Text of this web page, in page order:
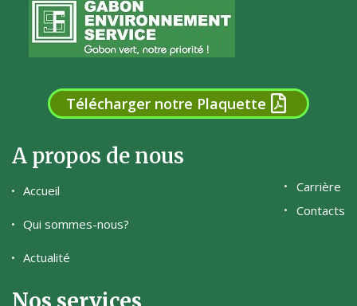
Télécharger notre Plaquette
A propos de nous
Accueil
Qui sommes-nous?
Actualité
Carrière
Contacts